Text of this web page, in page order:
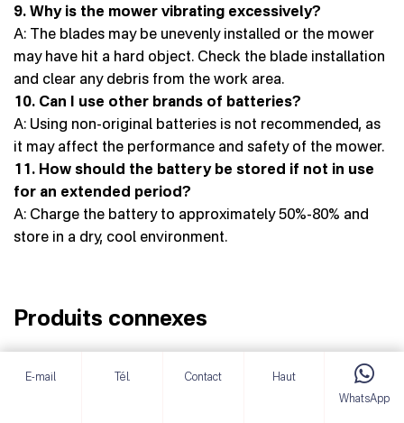
9. Why is the mower vibrating excessively?
A: The blades may be unevenly installed or the mower
may have hit a hard object. Check the blade installation
and clear any debris from the work area.
10. Can I use other brands of batteries?
A: Using non-original batteries is not recommended, as
it may affect the performance and safety of the mower.
11. How should the battery be stored if not in use
for an extended period?
A: Charge the battery to approximately 50%-80% and
store in a dry, cool environment.
Produits connexes
E-mail Tél. Contact
Haut
WhatsApp